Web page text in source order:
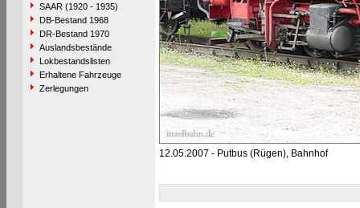
SAAR (1920 - 1935)
DB-Bestand 1968
DR-Bestand 1970
Auslandsbestände
Lokbestandslisten
Erhaltene Fahrzeuge
Zerlegungen
12.05.2007 - Putbus (Rügen), Bahnhof